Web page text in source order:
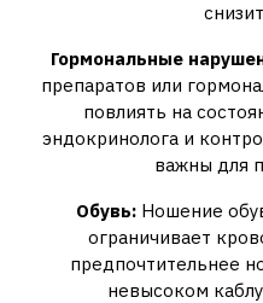
Гормональные
препаратов или
повлиять на
эндокринолога и
важны для
Обувь:Ношение
ограничивает
предпочтительнее
невысоком